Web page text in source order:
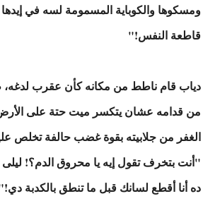
ومسكوها والكوباية المسمومة لسه في
قاطعة النفس!"
دياب قام ناطط من مكانه كأن عقرب لدغه،
من قدامه عشان يتكسر ميت حتة على
الغفر من جلابيته بقوة غضب حالفة تخلص
"أنت بتخرف تقول إيه يا محروق الدم؟!
ده أنا أقطع لسانك قبل ما تنطق بالكدبة